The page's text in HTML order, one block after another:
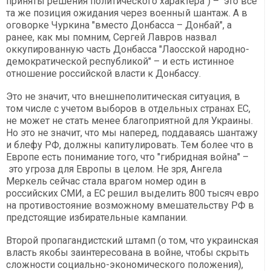
та же позиция ожидания через военный шантаж. А в
оговорке Чуркина "вместо Донбасса – Донбай", а
ранее, как мы помним, Сергей Лавров назвал
оккупированную часть Донбасса "Лаосской народно-
демократической республикой" – и есть истинное
отношение российской власти к Донбассу.
Это не значит, что внешнеполитическая ситуация, в
том числе с учетом выборов в отдельных странах ЕС,
не может не стать менее благоприятной для Украины.
Но это не значит, что мы наперед, поддаваясь шантажу
и блефу РФ, должны капитулировать. Тем более что в
Европе есть понимание того, что "гибридная война" –
это угроза для Европы в целом. Не зря, Ангела
Меркель сейчас стала врагом номер один в
российских СМИ, а ЕС решил выделить 800 тысяч евро
на противостояние возможному вмешательству РФ в
предстоящие избирательные кампании.
Второй пропагандистский штамп (о том, что украинская
власть якобы заинтересована в войне, чтобы скрыть
сложности социально-экономического положения),